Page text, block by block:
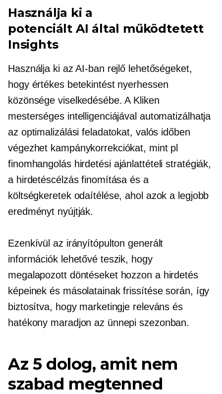
Használja ki a
potenciált AI által működtetett
Insights
Használja ki az AI-ban rejlő lehetőségeket,
hogy értékes betekintést nyerhessen
közönsége viselkedésébe. A Kliken
mesterséges intelligenciájával automatizálhatja
az optimalizálási feladatokat, valós időben
végezhet kampánykorrekciókat, mint pl
finomhangoláshirdetési ajánlattételi stratégiák,
a hirdetéscélzás finomítása és a
költségkeretek odaítélése, ahol azok a legjobb
eredményt nyújtják.
Ezenkívül az irányítópulton generált
információk lehetővé teszik, hogy
megalapozott döntéseket hozzon a hirdetés
képeinek és másolatainak frissítése során, így
biztosítva, hogy marketingje releváns és
hatékony maradjon az ünnepi szezonban.
Az 5 dolog, amit nem
szabad megtenned